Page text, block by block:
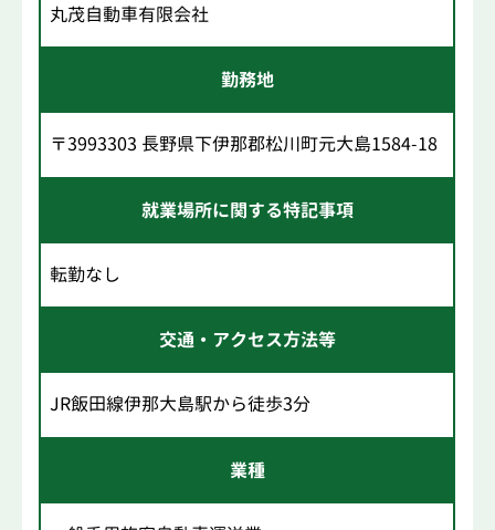
丸茂自動車有限会社
勤務地
〒3993303 長野県下伊那郡松川町元大島1584-18
就業場所に関する特記事項
転勤なし
交通・アクセス方法等
JR飯田線伊那大島駅から徒歩3分
業種